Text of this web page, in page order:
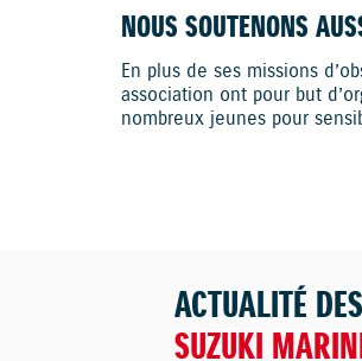
NOUS SOUTENONS
En plus de ses missions
association ont pour but
nombreux jeunes pour
ACTUALITÉ
SUZUKI